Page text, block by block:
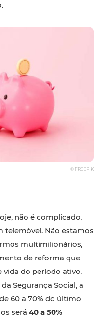
© FREEPIK
não é complicado,
telemóvel. Não estamos
multimilionários,
de reforma que
vida do período ativo.
Segurança Social, a
60 a 70% do último
será 40 a 50%